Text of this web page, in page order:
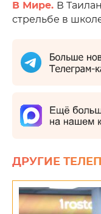
В Мире. В
стрельбе в
ДРУГИЕ